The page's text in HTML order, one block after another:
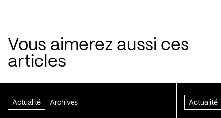
Vous aimerez aussi ces
articles
Actualité Archives Actualité